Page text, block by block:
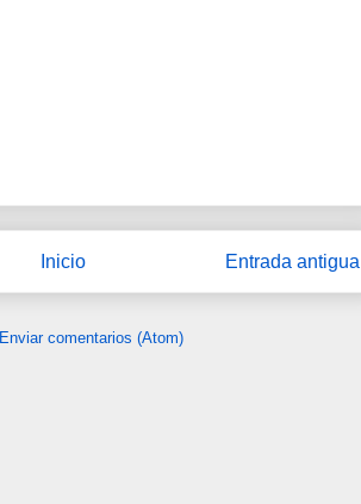
Entrada antigua
Inicio
Enviar comentarios (Atom)